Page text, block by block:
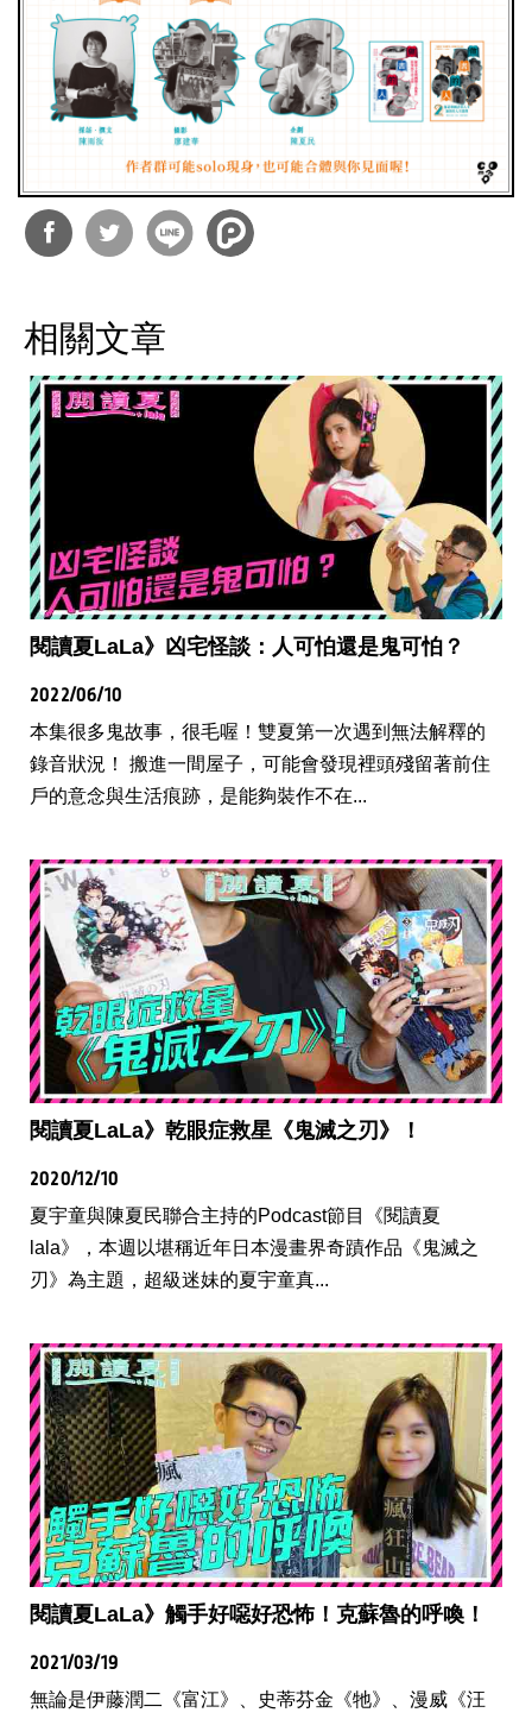
到
Facebook
到
Twitter
相關文章
閱讀夏LaLa》凶宅怪談：人可怕還是鬼可怕？
2022/06/10
本集很多鬼故事，很毛喔！雙夏第一次遇到無法解釋的
錄音狀況！ 搬進一間屋子，可能會發現裡頭殘留著前住
戶的意念與生活痕跡，是能夠裝作不在...
閱讀夏LaLa》乾眼症救星《鬼滅之刃》！
2020/12/10
夏宇童與陳夏民聯合主持的Podcast節目《閱讀夏
lala》，本週以堪稱近年日本漫畫界奇蹟作品《鬼滅之
刃》為主題，超級迷妹的夏宇童真...
閱讀夏LaLa》觸手好噁好恐怖！克蘇魯的呼喚！
2021/03/19
無論是伊藤潤二《富江》、史蒂芬金《牠》、漫威《汪